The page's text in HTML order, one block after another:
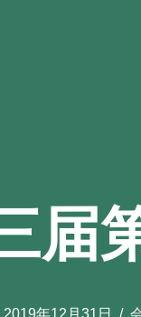
届
2019年12月31日